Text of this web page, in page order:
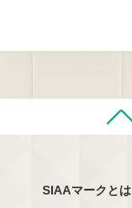
SIAAマークとは